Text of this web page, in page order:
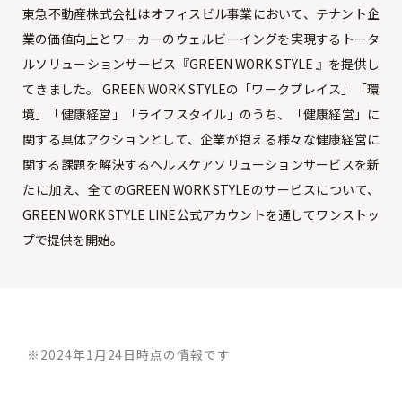
東急不動産株式会社はオフィスビル事業において、テナント企
業の価値向上とワーカーのウェルビーイングを実現するトータ
ルソリューションサービス『GREEN WORK STYLE 』を提供し
てきました。 GREEN WORK STYLEの「ワークプレイス」「環
境」「健康経営」「ライフスタイル」のうち、「健康経営」に
関する具体アクションとして、企業が抱える様々な健康経営に
関する課題を解決するヘルスケアソリューションサービスを新
たに加え、全てのGREEN WORK STYLEのサービスについて、
GREEN WORK STYLE LINE公式アカウントを通してワンストッ
プで提供を開始。
※2024年1月24日時点の情報です